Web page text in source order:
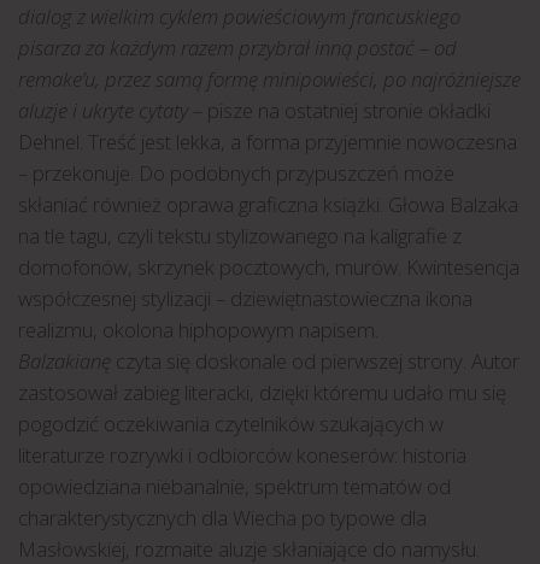
dialog z wielkim cyklem powieściowym francuskiego
pisarza za każdym razem przybrał inną postać – od
remake’u, przez samą formę minipowieści, po najróżniejsze
aluzje i ukryte cytaty – pisze na ostatniej stronie okładki
Dehnel. Treść jest lekka, a forma przyjemnie nowoczesna
– przekonuje. Do podobnych przypuszczeń może
skłaniać również oprawa graficzna książki. Głowa Balzaka
na tle tagu, czyli tekstu stylizowanego na kaligrafie z
domofonów, skrzynek pocztowych, murów. Kwintesencja
współczesnej stylizacji – dziewiętnastowieczna ikona
realizmu, okolona hiphopowym napisem.
Balzakianę czyta się doskonale od pierwszej strony. Autor
zastosował zabieg literacki, dzięki któremu udało mu się
pogodzić oczekiwania czytelników szukających w
literaturze rozrywki i odbiorców koneserów: historia
opowiedziana niebanalnie, spektrum tematów od
charakterystycznych dla Wiecha po typowe dla
Masłowskiej, rozmaite aluzje skłaniające do namysłu.